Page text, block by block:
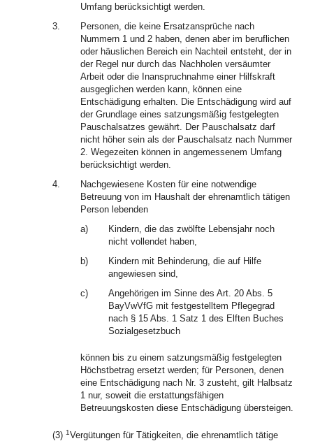
Umfang berücksichtigt werden.
3.
Personen, die keine Ersatzansprüche nach
Nummern 1 und 2 haben, denen aber im beruflichen
oder häuslichen Bereich ein Nachteil entsteht, der in
der Regel nur durch das Nachholen versäumter
Arbeit oder die Inanspruchnahme einer Hilfskraft
ausgeglichen werden kann, können eine
Entschädigung erhalten. Die Entschädigung wird auf
der Grundlage eines satzungsmäßig festgelegten
Pauschalsatzes gewährt. Der Pauschalsatz darf
nicht höher sein als der Pauschalsatz nach Nummer
2. Wegezeiten können in angemessenem Umfang
berücksichtigt werden.
4.
Nachgewiesene Kosten für eine notwendige
Betreuung von im Haushalt der ehrenamtlich tätigen
Person lebenden
a)
Kindern, die das zwölfte Lebensjahr noch
nicht vollendet haben,
b)
Kindern mit Behinderung, die auf Hilfe
angewiesen sind,
c)
Angehörigen im Sinne des Art. 20 Abs. 5
BayVwVfG mit festgestelltem Pflegegrad
nach § 15 Abs. 1 Satz 1 des Elften Buches
Sozialgesetzbuch
können bis zu einem satzungsmäßig festgelegten
Höchstbetrag ersetzt werden; für Personen, denen
eine Entschädigung nach Nr. 3 zusteht, gilt Halbsatz
1 nur, soweit die erstattungsfähigen
Betreuungskosten diese Entschädigung übersteigen.
(3) 1Vergütungen für Tätigkeiten, die ehrenamtlich tätige